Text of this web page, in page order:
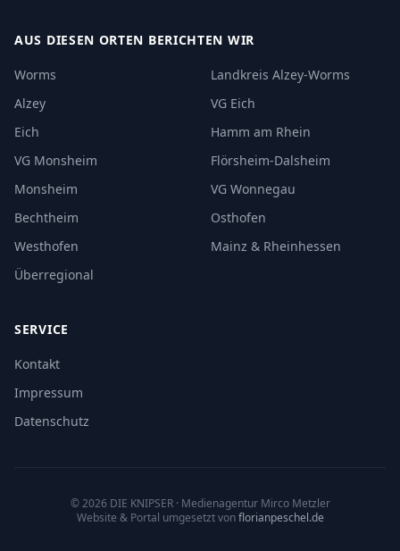
AUS DIESEN ORTEN BERICHTEN WIR
Worms
Landkreis Alzey-Worms
Alzey
VG Eich
Eich
Hamm am Rhein
VG Monsheim
Flörsheim-Dalsheim
Monsheim
VG Wonnegau
Bechtheim
Osthofen
Westhofen
Mainz & Rheinhessen
Überregional
SERVICE
Kontakt
Impressum
Datenschutz
©2026 DIE KNIPSER· Medienagentur Mirco Metzler
Website & Portal umgesetzt von florianpeschel.de